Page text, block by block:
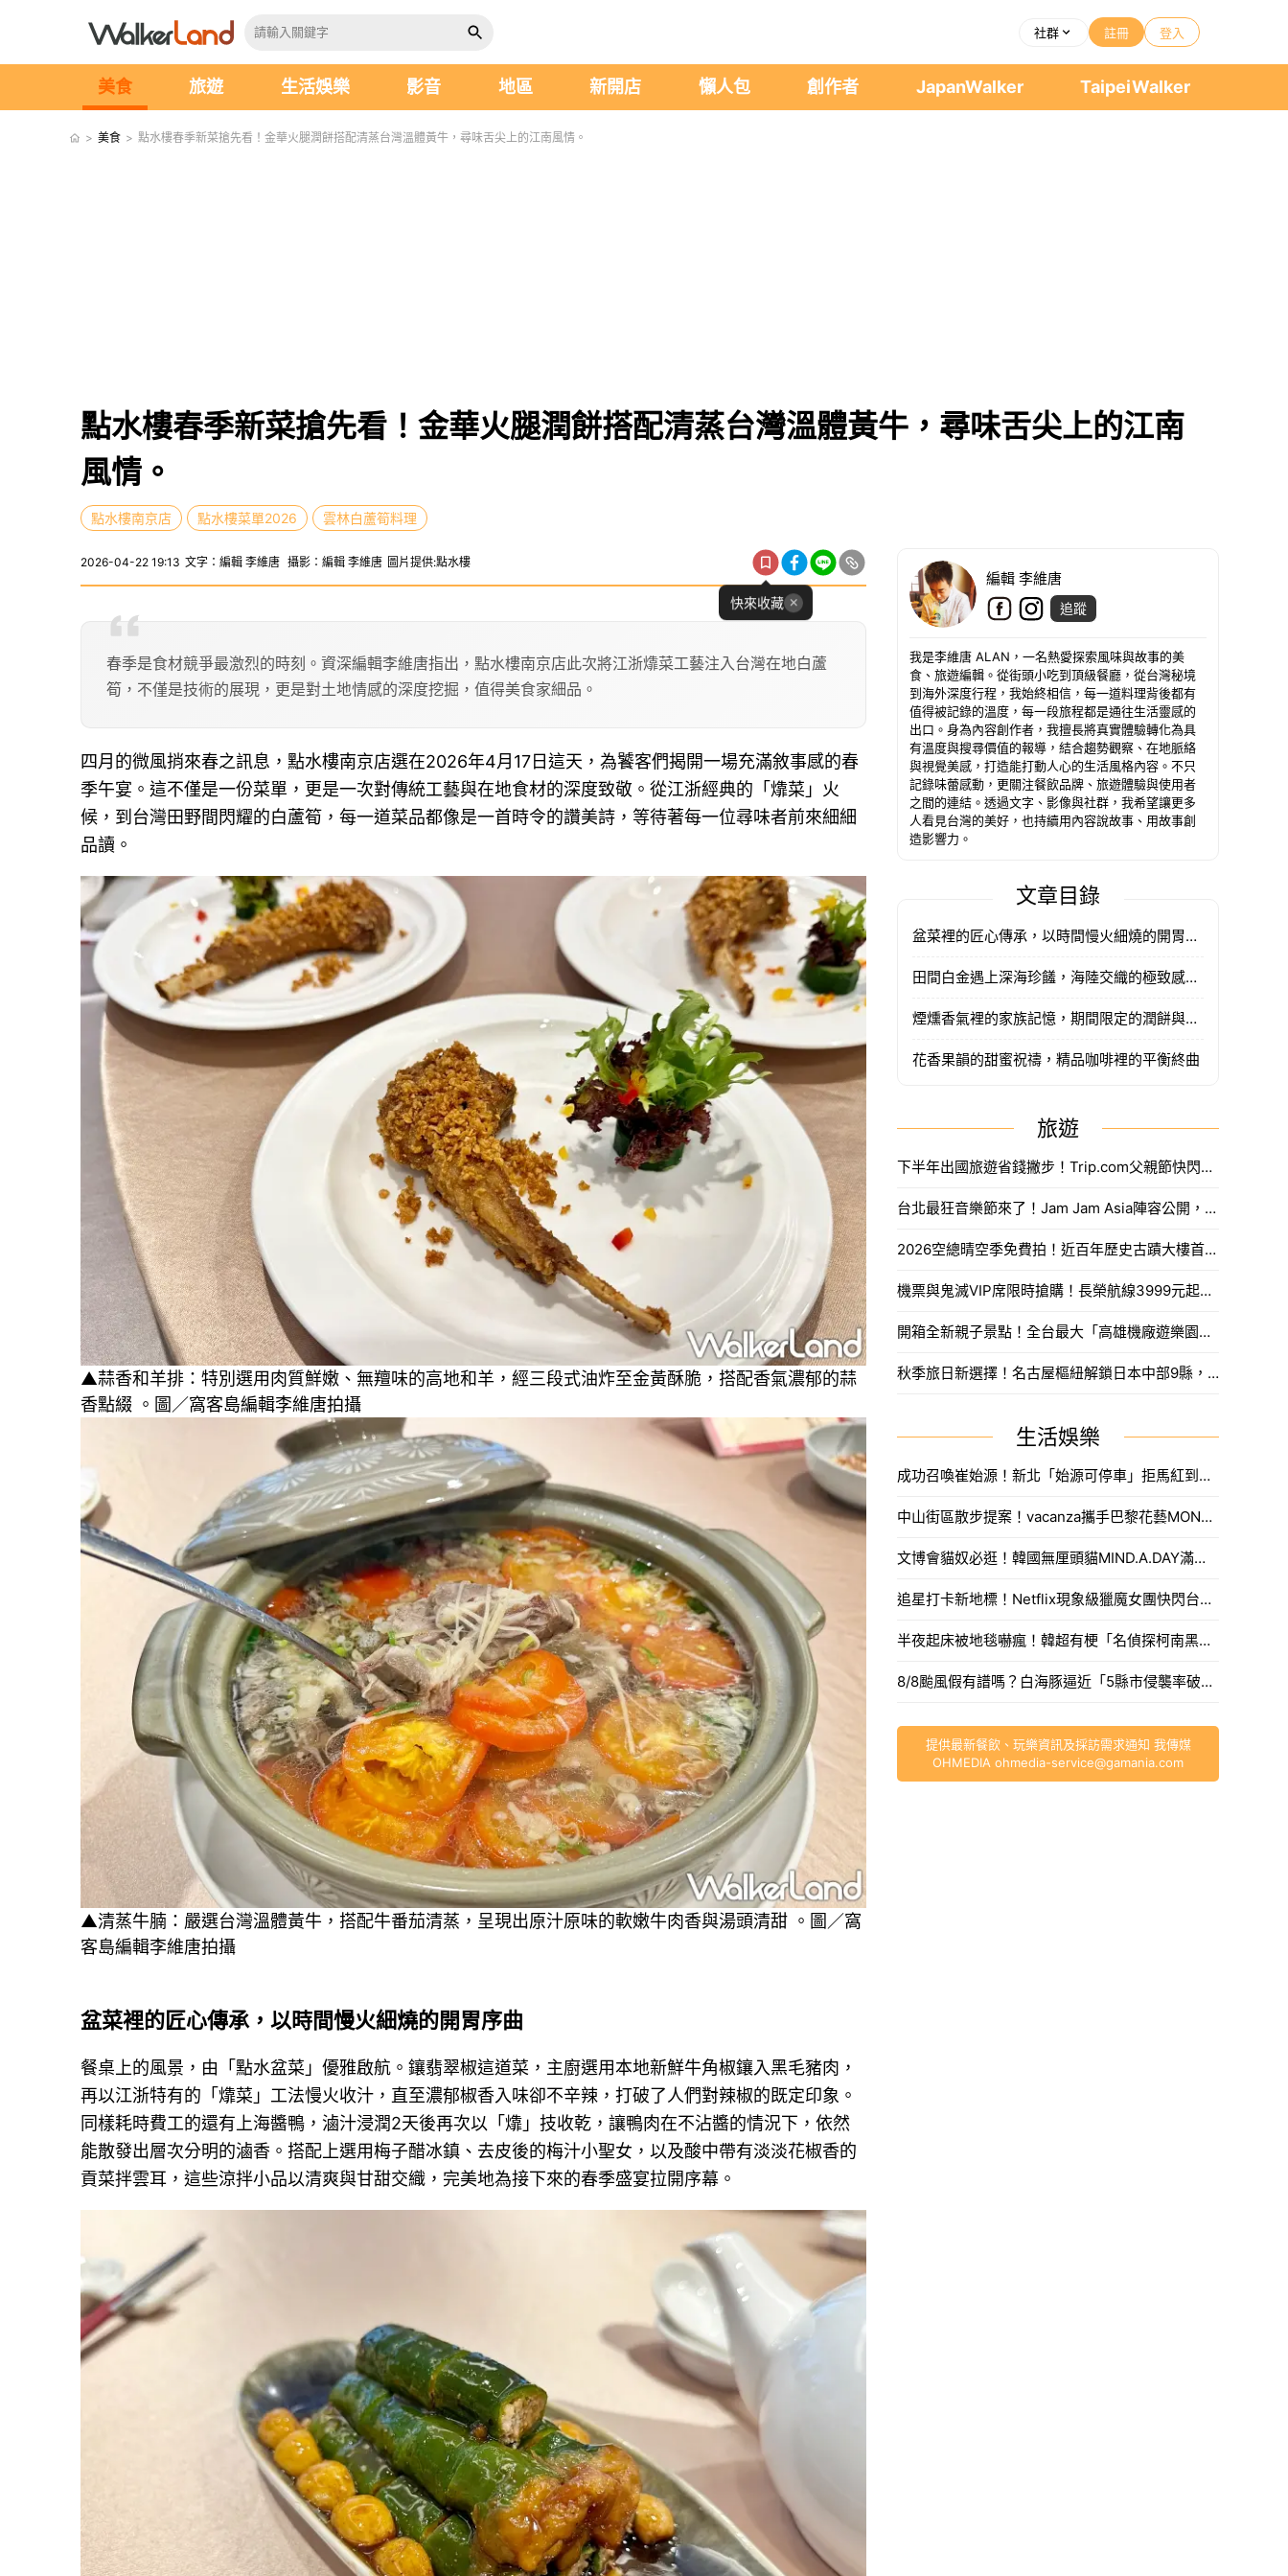
社群 註冊 登入
美食 旅遊 生活娛樂 影音 地區 新開店 懶人包 創作者 JapanWalker TaipeiWalker
> 美食 > 點水樓春季新菜搶先看！金華火腿潤餅搭配清蒸台灣溫體黃牛，尋味舌尖上的江南風情。
點水樓春季新菜搶先看！金華火腿潤餅搭配清蒸台灣溫體黃牛，尋味舌尖上的江南
風情。
點水樓南京店 點水樓菜單2026 雲林白蘆筍料理
2026-04-22 19:13 文字：編輯 李維唐 攝影：編輯 李維唐 圖片提供:點水樓
快來收藏
春季是食材競爭最激烈的時刻。資深編輯李維唐指出，點水樓南京店此次將江浙㸆菜工藝注入台灣在地白蘆
筍，不僅是技術的展現，更是對土地情感的深度挖掘，值得美食家細品。
四月的微風捎來春之訊息，點水樓南京店選在2026年4月17日這天，為饕客們揭開一場充滿敘事感的春
季午宴。這不僅是一份菜單，更是一次對傳統工藝與在地食材的深度致敬。從江浙經典的「㸆菜」火
候，到台灣田野間閃耀的白蘆筍，每一道菜品都像是一首時令的讚美詩，等待著每一位尋味者前來細細
品讀。
▲蒜香和羊排：特別選用肉質鮮嫩、無羶味的高地和羊，經三段式油炸至金黃酥脆，搭配香氣濃郁的蒜
香點綴 。圖／窩客島編輯李維唐拍攝
▲清蒸牛腩：嚴選台灣溫體黃牛，搭配牛番茄清蒸，呈現出原汁原味的軟嫩牛肉香與湯頭清甜 。圖／窩
客島編輯李維唐拍攝
盆菜裡的匠心傳承，以時間慢火細燒的開胃序曲
餐桌上的風景，由「點水盆菜」優雅啟航。鑲翡翠椒這道菜，主廚選用本地新鮮牛角椒鑲入黑毛豬肉，
再以江浙特有的「㸆菜」工法慢火收汁，直至濃郁椒香入味卻不辛辣，打破了人們對辣椒的既定印象。
同樣耗時費工的還有上海醬鴨，滷汁浸潤2天後再次以「㸆」技收乾，讓鴨肉在不沾醬的情況下，依然
能散發出層次分明的滷香。搭配上選用梅子醋冰鎮、去皮後的梅汁小聖女，以及酸中帶有淡淡花椒香的
貢菜拌雲耳，這些涼拌小品以清爽與甘甜交織，完美地為接下來的春季盛宴拉開序幕。
編輯 李維唐
追蹤
我是李維唐 ALAN，一名熱愛探索風味與故事的美
食、旅遊編輯。從街頭小吃到頂級餐廳，從台灣秘境
到海外深度行程，我始終相信，每一道料理背後都有
值得被記錄的溫度，每一段旅程都是通往生活靈感的
出口。身為內容創作者，我擅長將真實體驗轉化為具
有溫度與搜尋價值的報導，結合趨勢觀察、在地脈絡
與視覺美感，打造能打動人心的生活風格內容。不只
記錄味蕾感動，更關注餐飲品牌、旅遊體驗與使用者
之間的連結。透過文字、影像與社群，我希望讓更多
人看見台灣的美好，也持續用內容說故事、用故事創
造影響力。
文章目錄
盆菜裡的匠心傳承，以時間慢火細燒的開胃序曲
田間白金遇上深海珍饈，海陸交織的極致感官饗宴
煙燻香氣裡的家族記憶，期間限定的潤餅與溫體牛清香
花香果韻的甜蜜祝禱，精品咖啡裡的平衡終曲
旅遊
下半年出國旅遊省錢撇步！Trip.com父親節快閃折抵888元限量優惠代碼搶法。
台北最狂音樂節來了！Jam Jam Asia陣容公開，限量奢華住房套票開搶。
2026空總晴空季免費拍！近百年歷史古蹟大樓首度開放，沈浸式光影藝術、星空劇場。
機票與鬼滅VIP席限時搶購！長榮航線3999元起，中信兄弟主題套票8月7日開賣攻略。
開箱全新親子景點！全台最大「高雄機廠遊樂園區」8/8開幕，攀岩場、戲水區30項設施免費玩。
秋季旅日新選擇！名古屋樞紐解鎖日本中部9縣，搶先預訂父親節孝親賞楓之旅。
生活娛樂
成功召喚崔始源！新北「始源可停車」拒馬紅到本人來朝聖，親臨門口問：「停車可以嗎」笑翻網友。
中山街區散步提案！vacanza攜手巴黎花藝MONCEAU FLEURS，把鮮花當作穿搭戴著走。
文博會貓奴必逛！韓國無厘頭貓MIND.A.DAY滿額送周邊，作家親揭台灣限定新品。
追星打卡新地標！Netflix現象級獵魔女團快閃台中，魂門舞台與限定週邊完整開箱。
半夜起床被地毯嚇瘋！韓超有梗「名偵探柯南黑衣人」系列周邊，用玻璃杯喝水直接被死亡凝視。
8/8颱風假有譜嗎？白海豚逼近「5縣市侵襲率破40%」，氣象署最快今發海警。
提供最新餐飲、玩樂資訊及採訪需求通知 我傳媒
OHMEDIA ohmedia-service@gamania.com